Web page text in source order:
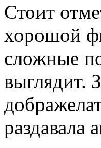
Стоит
хорошой
сложные
выглядит.
раздавала